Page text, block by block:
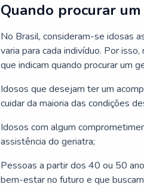
Quando procurar
No Brasil, consideram-se idosas
varia para cada indivíduo. Por
que indicam quando procurar um
Idosos que desejam ter um
cuidar da maioria das condições
Idosos com algum
assistência do geriatra;
Pessoas a partir dos 40 ou 50
bem-estar no futuro e que